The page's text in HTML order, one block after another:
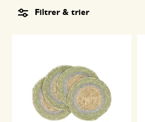
Filtrer & trier